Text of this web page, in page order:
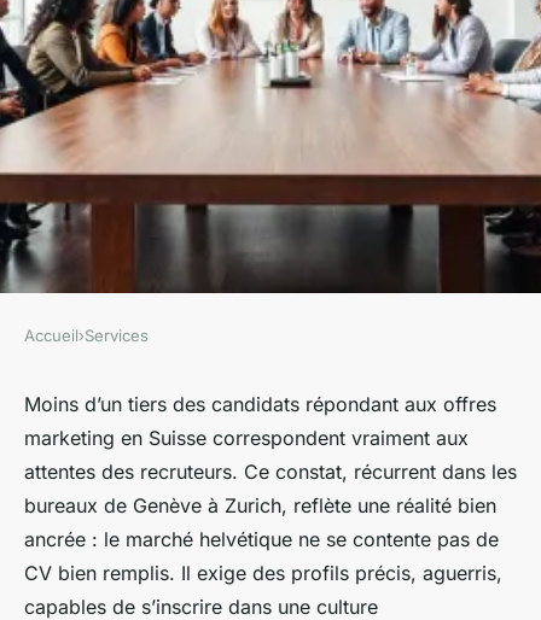
Stratégies incontournables
pour attirer des talents
marketing en Suisse
Nicet•12/05/2026 16:07•10 min de lecture
Accueil›Services
Moins d’un tiers des candidats répondant aux offres
marketing en Suisse correspondent vraiment aux
attentes des recruteurs. Ce constat, récurrent dans les
bureaux de Genève à Zurich, reflète une réalité bien
ancrée : le marché helvétique ne se contente pas de
CV bien remplis. Il exige des profils précis, aguerris,
capables de s’inscrire dans une culture